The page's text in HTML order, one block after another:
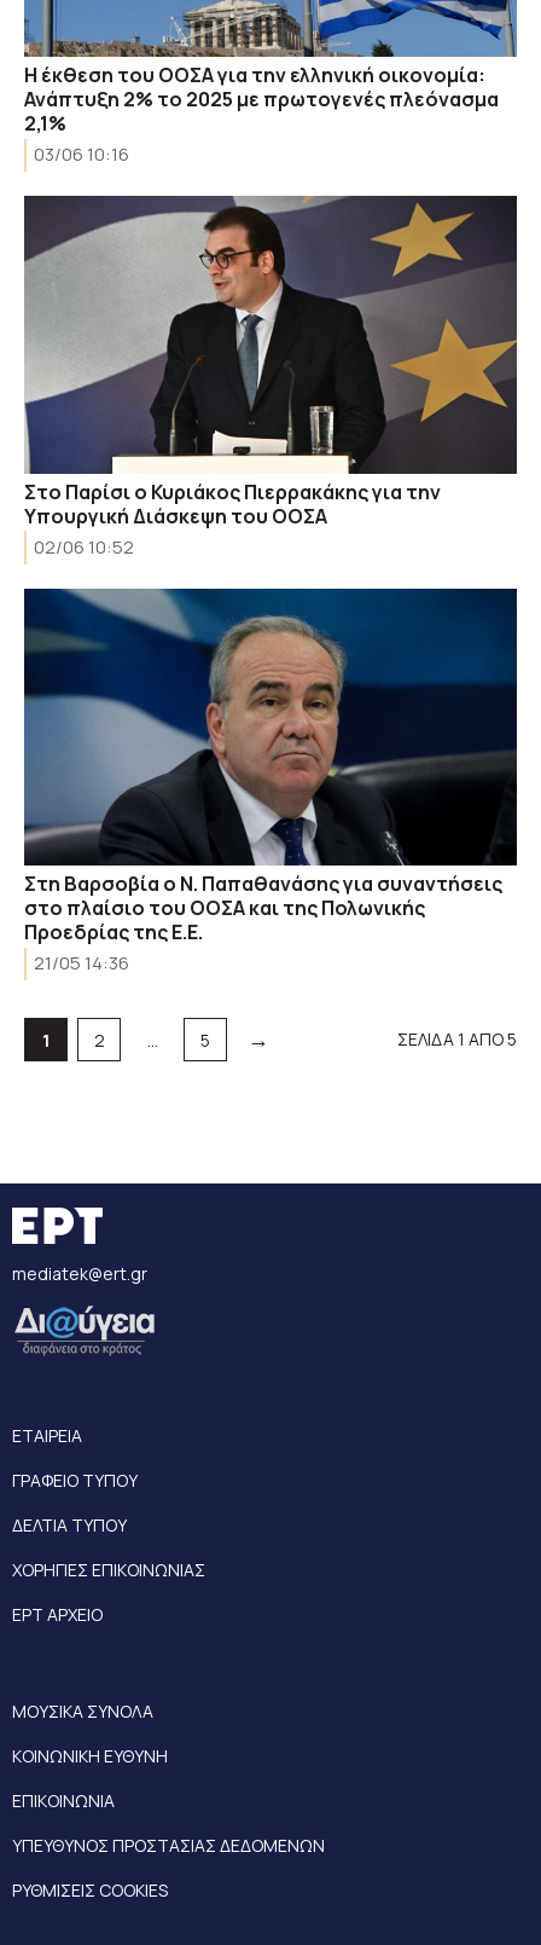
Η έκθεση του ΟΟΣΑ για την ελληνική οικονομία:
Ανάπτυξη 2% το 2025 με πρωτογενές πλεόνασμα
2,1%
03/06 10:16
Στο Παρίσι ο Κυριάκος Πιερρακάκης για την
Υπουργική Διάσκεψη του ΟΟΣΑ
02/06 10:52
Στη Βαρσοβία o N. Παπαθανάσης για συναντήσεις
στο πλαίσιο του ΟΟΣΑ και της Πολωνικής
Προεδρίας της Ε.Ε.
21/05 14:36
Σελίδα
1 Σελίδα
2 … Σελίδα
5 → ΣΕΛΙΔΑ 1 ΑΠΟ 5
mediatek@ert.gr
ΕΤΑΙΡΕΙΑ
ΓΡΑΦΕΙΟ ΤΥΠΟΥ
ΔΕΛΤΙΑ ΤΥΠΟΥ
ΧΟΡΗΓΙΕΣ ΕΠΙΚΟΙΝΩΝΙΑΣ
ΕΡΤ ΑΡΧΕΙΟ
ΜΟΥΣΙΚΑ ΣΥΝΟΛΑ
ΚΟΙΝΩΝΙΚΗ ΕΥΘΥΝΗ
ΕΠΙΚΟΙΝΩΝΙΑ
ΥΠΕΥΘΥΝΟΣ ΠΡΟΣΤΑΣΙΑΣ ΔΕΔΟΜΕΝΩΝ
ΡΥΘΜΙΣΕΙΣ COOKIES